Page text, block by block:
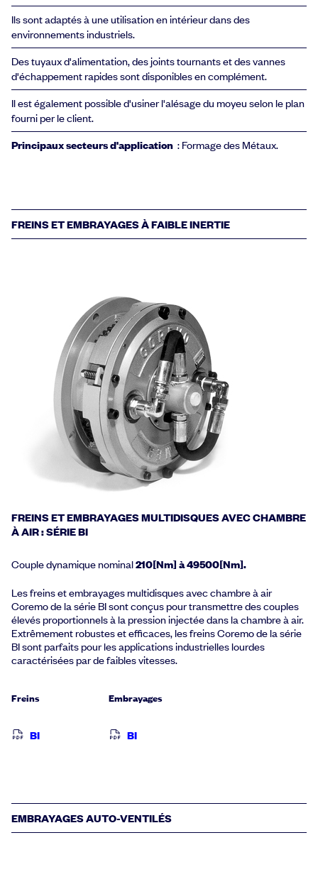
Ils sont adaptés à une utilisation en intérieur dans des
environnements industriels.
Des tuyaux d'alimentation, des joints tournants et des vannes
d'échappement rapides sont disponibles en complément.
Il est également possible d'usiner l'alésage du moyeu selon le plan
fourni per le client.
Principaux secteurs d'application : Formage des Métaux.
FREINS ET EMBRAYAGES À FAIBLE INERTIE
FREINS ET EMBRAYAGES MULTIDISQUES AVEC CHAMBRE
À AIR : SÉRIE BI
Couple dynamique nominal210[Nm] à 49500[Nm].
Les freins et embrayages multidisques avec chambre à air
Coremo de la série BI sont conçus pour transmettre des couples
élevés proportionnels à la pression injectée dans la chambre à air.
Extrêmement robustes et efficaces, les freins Coremo de la série
BI sont parfaits pour les applications industrielles lourdes
caractérisées par de faibles vitesses.
Freins
BI
Embrayages
BI
EMBRAYAGES AUTO-VENTILÉS